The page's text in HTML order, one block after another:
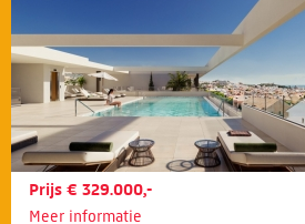
Prijs € 329.000,-
Meer informatie